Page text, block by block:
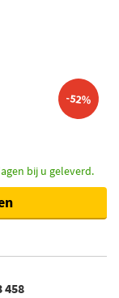
-52%
bij u geleverd.
458